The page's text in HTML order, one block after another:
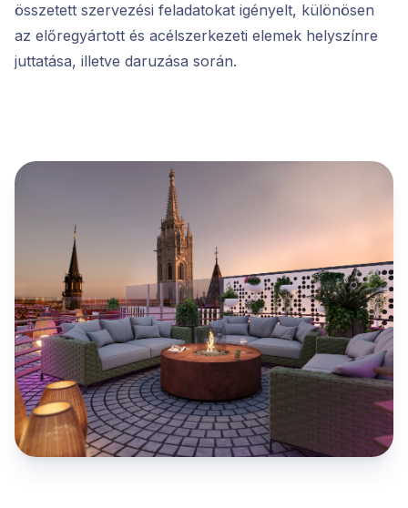
összetett szervezési feladatokat igényelt, különösen
az előregyártott és acélszerkezeti elemek helyszínre
juttatása, illetve daruzása során.